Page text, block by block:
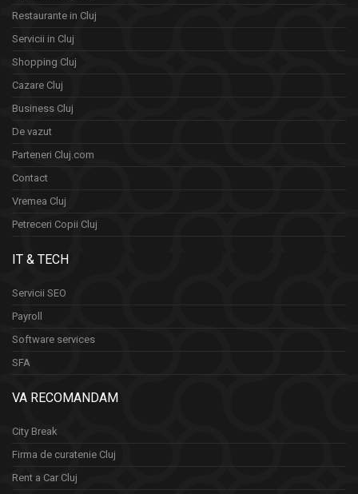
Restaurante in Cluj
Servicii in Cluj
Shopping Cluj
Cazare Cluj
Business Cluj
De vazut
Parteneri Cluj.com
Contact
Vremea Cluj
Petreceri Copii Cluj
IT & TECH
Servicii SEO
Payroll
Software services
SFA
VA RECOMANDAM
City Break
Firma de curatenie Cluj
Rent a Car Cluj